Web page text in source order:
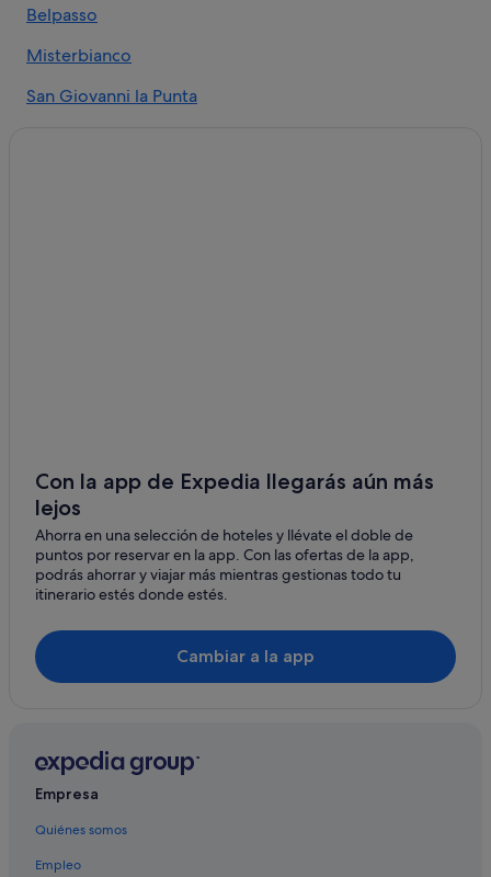
Residences en Catania
Hoteles con bar en Catania
Campings de caravanas en Catania
Hoteles con piscina en Catania
Hoteles en la playa en Catania
Hoteles con gimnasio en Catania
Hoteles de 5 estrellas en Catania
Posadas en Catania
Belpasso
Misterbianco
San Giovanni la Punta
Cuccumella
San Giovanni li Cuti
San Pietro Clarenza
Cibali
Con la app de Expedia llegarás aún más
lejos
Ahorra en una selección de hoteles y llévate el doble de
puntos por reservar en la app. Con las ofertas de la app,
podrás ahorrar y viajar más mientras gestionas todo tu
itinerario estés donde estés.
Cambiar a la app
Empresa
Quiénes somos
Empleo